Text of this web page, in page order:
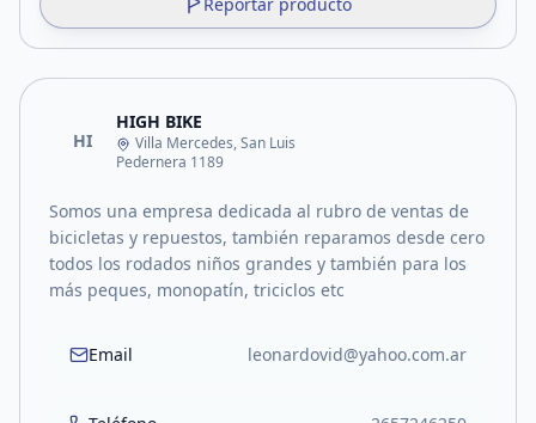
HI
HIGH BIKE
Villa Mercedes, San Luis
Pedernera 1189
Somos una empresa dedicada al rubro de ventas de
bicicletas y repuestos, también reparamos desde cero
todos los rodados niños grandes y también para los
más peques, monopatín, triciclos etc
Email leonardovid@yahoo.com.ar